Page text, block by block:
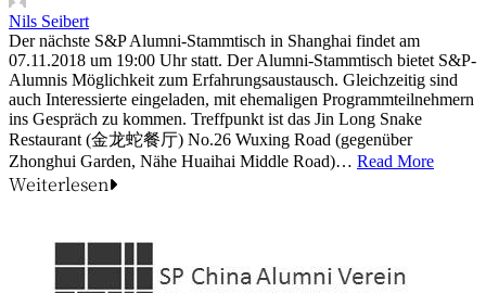
Nils Seibert
Der nächste S&P Alumni-Stammtisch in Shanghai findet am
07.11.2018 um 19:00 Uhr statt. Der Alumni-Stammtisch bietet S&P-
Alumnis Möglichkeit zum Erfahrungsaustausch. Gleichzeitig sind
auch Interessierte eingeladen, mit ehemaligen Programmteilnehmern
ins Gespräch zu kommen. Treffpunkt ist das Jin Long Snake
Restaurant (金龙蛇餐厅) No.26 Wuxing Road (gegenüber
Zhonghui Garden, Nähe Huaihai Middle Road)… Read More
Weiterlesen